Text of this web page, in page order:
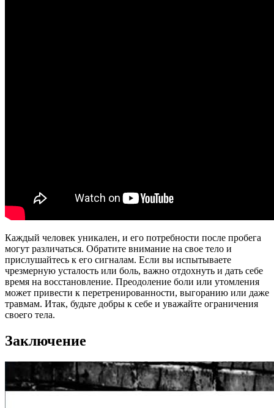
Каждый человек уникален, и его потребности после пробега
могут различаться. Обратите внимание на свое тело и
прислушайтесь к его сигналам. Если вы испытываете
чрезмерную усталость или боль, важно отдохнуть и дать себе
время на восстановление. Преодоление боли или утомления
может привести к перетренированности, выгоранию или даже
травмам. Итак, будьте добры к себе и уважайте ограничения
своего тела.
Заключение